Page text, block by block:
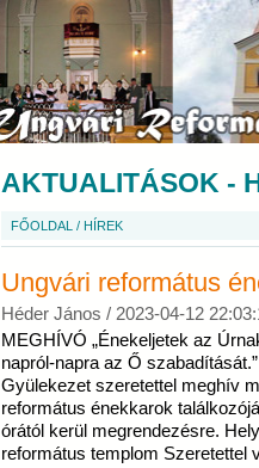
AKTUALITÁSOK -
FŐOLDAL / HÍREK
Ungvári református
Héder János / 2023-04-12
MEGHÍVÓ „Énekeljetek az
napról-napra az Ő
Gyülekezet szeretettel meghív
református énekkarok
órától kerül megrendezésre.
református templom Szeretettel